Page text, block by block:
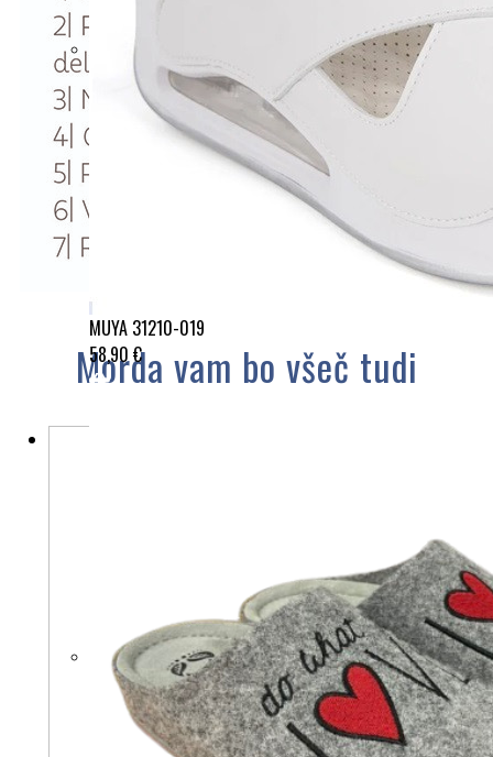
MUYA 31210-019
58,90 €
Morda vam bo všeč tudi